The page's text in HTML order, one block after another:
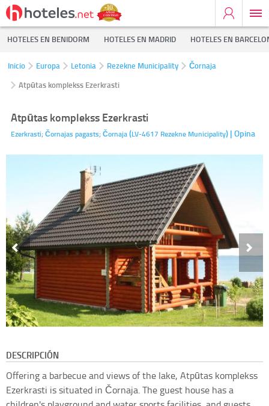
HOTELES EN BENIDORM HOTELES EN MADRID HOTELES EN
Inicio Europa Letonia Rezekne Municipality
Čornaja
Atpūtas komplekss Ezerkrasti
Atpūtas komplekss Ezerkrasti
Ezerkrasti; Čornajas pagasts;Čornaja(LV-4617 Rezekne Municipality) | Opina
DESCRIPCIÓN
Offering a barbecue and views of the lake, Atpūtas komplekss
Ezerkrasti is situated in Čornaja. The guest house has a